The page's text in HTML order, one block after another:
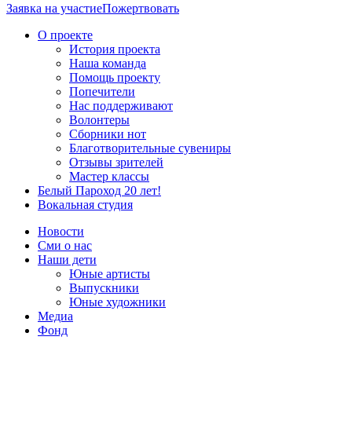
Заявка на участиеПожертвовать
О проекте
История проекта
Наша команда
Помощь проекту
Попечители
Нас поддерживают
Волонтеры
Сборники нот
Благотворительные сувениры
Отзывы зрителей
Мастер классы
Белый Пароход 20 лет!
Вокальная студия
Новости
Сми о нас
Наши дети
Юные артисты
Выпускники
Юные художники
Медиа
Фонд